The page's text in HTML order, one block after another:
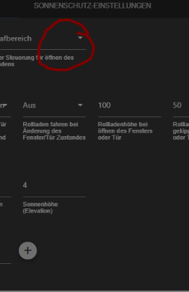
wie ich bei Nutzung des